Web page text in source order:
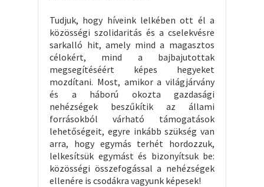
Tudjuk, hogy híveink lelkében ott él a
közösségi szolidaritás és a cselekvésre
sarkalló hit, amely mind a magasztos
célokért, mind a bajbajutottak
megsegítéséért képes hegyeket
mozdítani. Most, amikor a világjárvány
és a háború okozta gazdasági
nehézségek beszűkítik az állami
forrásokból várható támogatások
lehetőségeit, egyre inkább szükség van
arra, hogy egymás terhét hordozzuk,
lelkesítsük egymást és bizonyítsuk be:
közösségi összefogással a nehézségek
ellenére is csodákra vagyunk képesek!